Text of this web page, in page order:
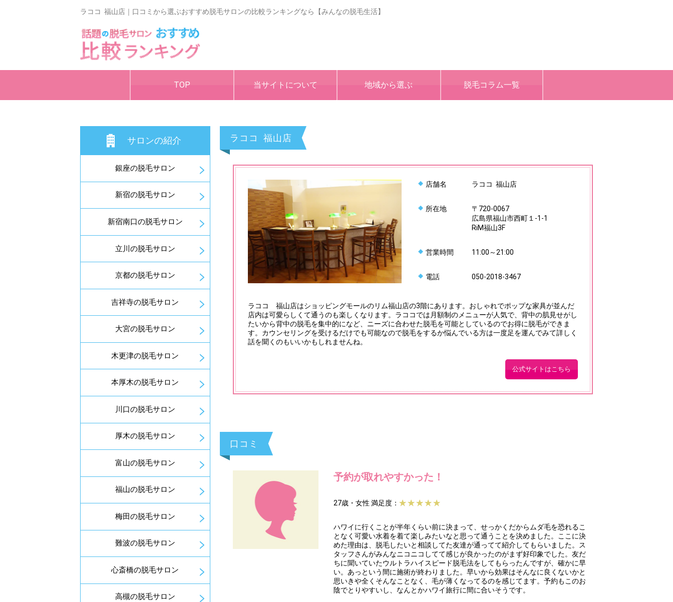
ラココ 福山店｜口コミから選ぶおすすめ脱毛サロンの比較ランキングなら【みんなの脱毛生活】
TOP 当サイトについて 地域から選ぶ 脱毛コラム一覧
ラココ 福山店
店舗名 ラココ 福山店
所在地
〒720-0067
広島県福山市西町１-1-1
RiM福山3F
営業時間 11:00～21:00
電話 050-2018-3467
ラココ 福山店はショッピングモールのリム福山店の3階にあります。おしゃれでポップな家具が並んだ
店内は可愛らしくて通うのも楽しくなります。ラココでは月額制のメニューが人気で、背中の肌見せがし
たいから背中の脱毛を集中的になど、ニーズに合わせた脱毛を可能としているのでお得に脱毛ができま
す。カウンセリングを受けるだけでも可能なので脱毛をするか悩んでいる方は一度足を運んでみて詳しく
話を聞くのもいいかもしれませんね。
公式サイトはこちら
口コミ
予約が取れやすかった！
27歳・女性 満足度：
ハワイに行くことが半年くらい前に決まって、せっかくだからムダ毛を恐れるこ
となく可愛い水着を着て楽しみたいなと思って通うことを決めました。ここに決
めた理由は、脱毛したいと相談してた友達が通ってて紹介してもらいました。ス
タッフさんがみんなニコニコしてて感じが良かったのがまず好印象でした。友だ
ちに聞いていたウルトラハイスピード脱毛法をしてもらったんですが、確かに早
い。あっという間に施術が終わりました。早いから効果はそんなに良くないかと
思いきや全くそんなことなく、毛が薄くなってるのを感じてます。予約もこのお
陰でとりやすいし、なんとかハワイ旅行に間に合いそうです。
サロンの紹介
銀座の脱毛サロン
新宿の脱毛サロン
新宿南口の脱毛サロン
立川の脱毛サロン
京都の脱毛サロン
吉祥寺の脱毛サロン
大宮の脱毛サロン
木更津の脱毛サロン
本厚木の脱毛サロン
川口の脱毛サロン
厚木の脱毛サロン
富山の脱毛サロン
福山の脱毛サロン
梅田の脱毛サロン
難波の脱毛サロン
心斎橋の脱毛サロン
高槻の脱毛サロン